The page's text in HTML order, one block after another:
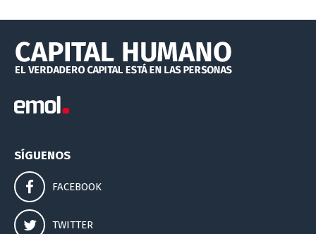
SÍGUENOS
FACEBOOK
TWITTER